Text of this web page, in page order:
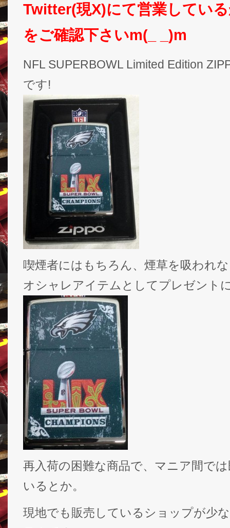
Twitter(現X)にて営業してい
をご確認下さいm(_ _)m
NFL SUPERBOWL Limited Edition
です!
喫煙者にはもちろん、煙草を吸われ
オシャレアイテムとしてプレゼント
再入荷の困難な商品で、マニア間で
いるとか。
現地でも販売しているショップが少